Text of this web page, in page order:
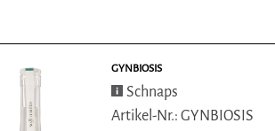
GYNBIOSIS
Schnaps
Artikel-Nr.: GYNBIOSIS